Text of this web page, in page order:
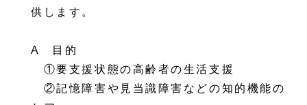
供します。
A 目的
①要支援状態の高齢者の生活支援
②記憶障害や見当識障害などの知的機能の